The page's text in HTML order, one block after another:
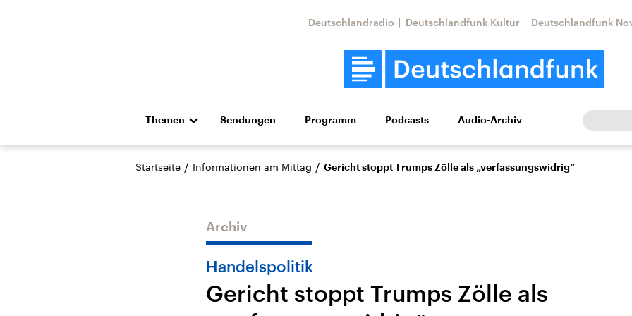
Deutschlandradio Deutschlandfunk Kultur Deutschlandfunk
Themen
Die Nachrichten Politik Wirtschaft Wissen Kultur Europa
Hörspiel und Feature Musik
Landtagswahl Sachsen-
USA
Aktuelle Beiträge,
Nahostkonflikt
Aktuelle Lage und
Iran
Sendungen Programm Podcasts Audio-Archiv
Startseite / Informationen am Mittag / Gericht stoppt Trumps Zölle als „verfassungswidrig“
Archiv
Handelspolitik
Gericht stoppt Trumps Zölle als